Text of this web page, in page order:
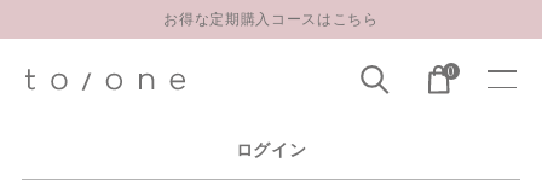
お得な定期購入コースはこちら
【重要】お盆期間中のお問い合わせと商品配送に関しまして
LINE お友達登録 500円OFFクーポンプレゼント
0
ログイン